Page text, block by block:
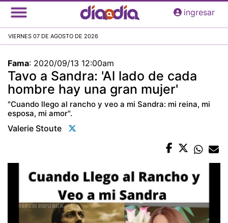
Pasar
al
principal
ingresar
VIERNES 07 DE AGOSTO DE 2026
Fama: 2020/09/13 12:00am
Tavo a Sandra: 'Al lado de cada
hombre hay una gran mujer'
"Cuando llego al rancho y veo a mi Sandra: mi reina, mi
esposa, mi amor".
Valerie Stoute